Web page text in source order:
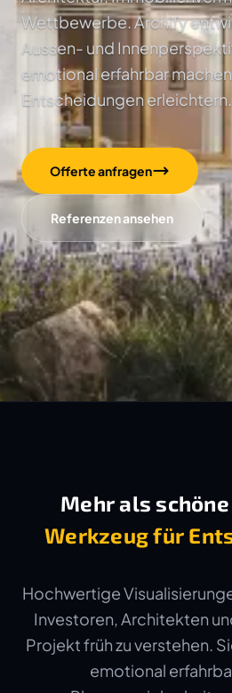
Wettbewerbe. Archify
Aussen- und
emotional erfahrbar
Entscheidungen erleichtern.
Offerte anfragen
Referenzen ansehen
Mehr als
Werkzeug für
Hochwertige
Investoren, Architekten
Projekt früh zu verstehen.
emotional